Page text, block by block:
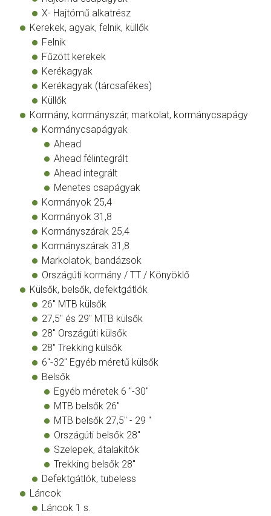
X- Hajtómű alkatrész
Kerekek, agyak, felnik, küllők
Felnik
Fűzött kerekek
Kerékagyak
Kerékagyak (tárcsafékes)
Küllők
Kormány, kormányszár, markolat, kormánycsapágy
Kormánycsapágyak
Ahead
Ahead félintegrált
Ahead integrált
Menetes csapágyak
Kormányok 25,4
Kormányok 31,8
Kormányszárak 25,4
Kormányszárak 31,8
Markolatok, bandázsok
Országúti kormány / TT / Könyöklő
Külsők, belsők, defektgátlók
26" MTB külsők
27,5" és 29" MTB külsők
28" Országúti külsők
28" Trekking külsők
6"-32" Egyéb méretű külsők
Belsők
Egyéb méretek 6 "-30"
MTB belsők 26"
MTB belsők 27,5" - 29 "
Országúti belsők 28"
Szelepek, átalakítók
Trekking belsők 28"
Defektgátlók, tubeless
Láncok
Láncok 1 s.